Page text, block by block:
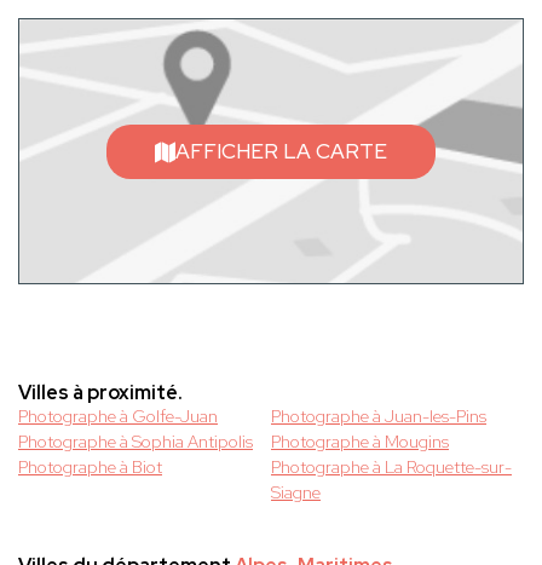
AFFICHER LA CARTE
Villes à proximité.
Photographe à Golfe-Juan
Photographe à Juan-les-Pins
Photographe à Sophia Antipolis
Photographe à Mougins
Photographe à Biot
Photographe à La Roquette-sur-
Siagne